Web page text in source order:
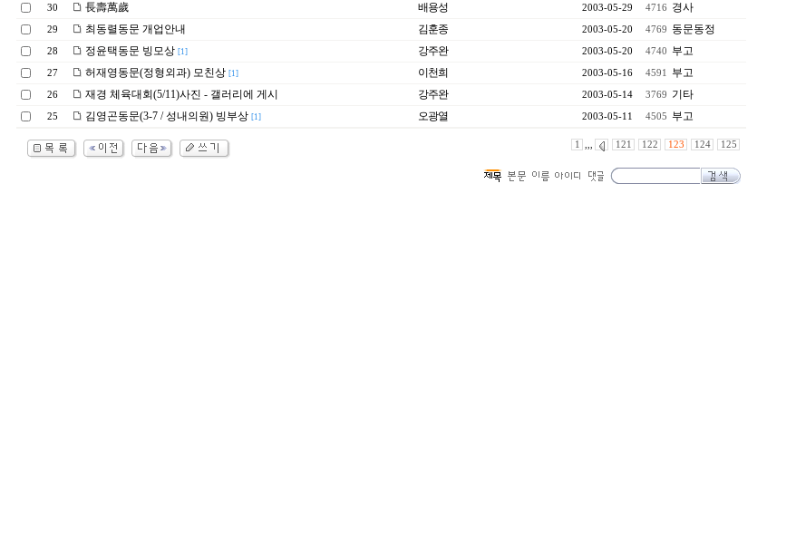
30 長壽萬歲 배용성 2003-05-29 4716 경사
29 최동렬동문 개업안내 김훈종 2003-05-20 4769 동문동정
28 정윤택동문 빙모상 [1] 강주완 2003-05-20 4740 부고
27 허재영동문(정형외과) 모친상 [1] 이천희 2003-05-16 4591 부고
26 재경 체육대회(5/11)사진 - 갤러리에 게시 강주완 2003-05-14 3769 기타
25 김영곤동문(3-7 / 성내의원) 빙부상 [1] 오광열 2003-05-11 4505 부고
1 ,,, 121 122 123 124 125